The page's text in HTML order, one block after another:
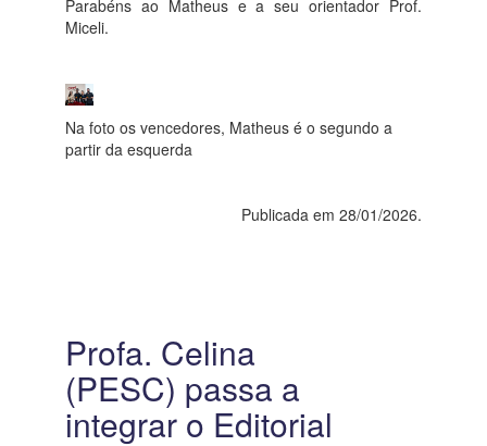
Parabéns ao Matheus e a seu orientador Prof.
Miceli.
Na foto os vencedores, Matheus é o segundo a
partir da esquerda
Publicada em 28/01/2026.
Profa. Celina
(PESC) passa a
integrar o Editorial